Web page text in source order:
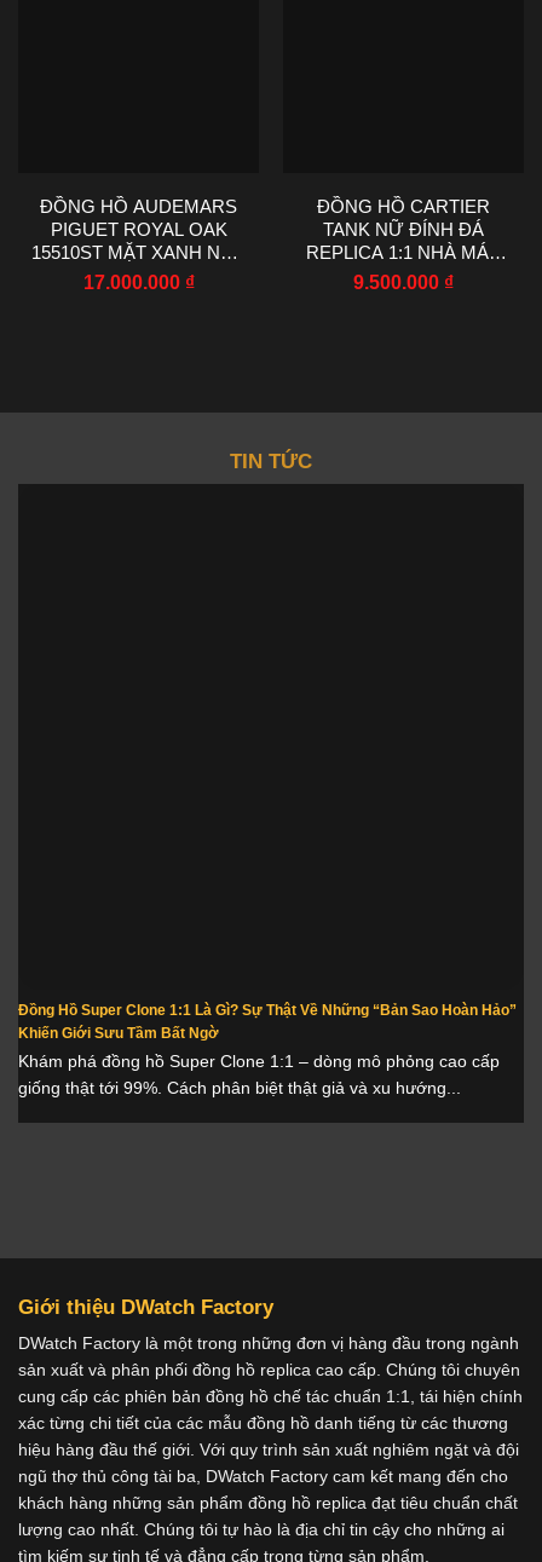
ĐỒNG HỒ AUDEMARS
PIGUET ROYAL OAK
15510ST MẶT XANH NHÀ
MÁY TWT 41MM
17.000.000 ₫
ĐỒNG HỒ CARTIER
TANK NỮ ĐÍNH ĐÁ
REPLICA 1:1 NHÀ MÁY
AF 22X29MM
9.500.000 ₫
TIN TỨC
Đồng Hồ Super Clone 1:1 Là Gì? Sự Thật Về Những “Bản Sao Hoàn Hảo”
Khiến Giới Sưu Tầm Bất Ngờ
Khám phá đồng hồ Super Clone 1:1 – dòng mô phỏng cao cấp
giống thật tới 99%. Cách phân biệt thật giả và xu hướng...
Giới thiệu DWatch Factory
DWatch Factory là một trong những đơn vị hàng đầu trong ngành
sản xuất và phân phối đồng hồ replica cao cấp. Chúng tôi chuyên
cung cấp các phiên bản đồng hồ chế tác chuẩn 1:1, tái hiện chính
xác từng chi tiết của các mẫu đồng hồ danh tiếng từ các thương
hiệu hàng đầu thế giới. Với quy trình sản xuất nghiêm ngặt và đội
ngũ thợ thủ công tài ba, DWatch Factory cam kết mang đến cho
khách hàng những sản phẩm đồng hồ replica đạt tiêu chuẩn chất
lượng cao nhất. Chúng tôi tự hào là địa chỉ tin cậy cho những ai
tìm kiếm sự tinh tế và đẳng cấp trong từng sản phẩm.